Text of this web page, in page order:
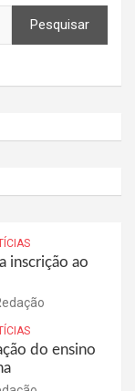
Pesquisar
inscrição ao
do ensino